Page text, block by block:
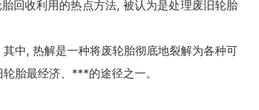
回收利用的热点方法, 被认为是处理废旧轮胎
其中, 热解是一种将废轮胎彻底地裂解为各种可
胎最经济、***的途径之一。